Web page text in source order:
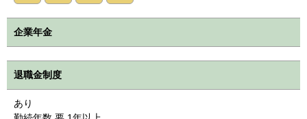
企業年金
退職金制度
あり